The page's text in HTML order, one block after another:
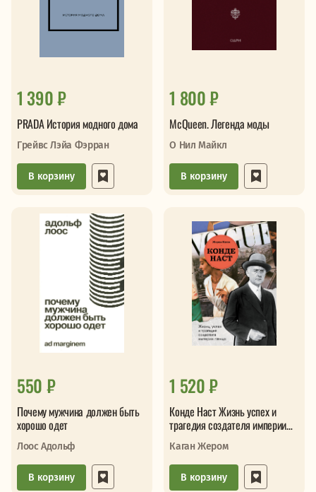
1 390 ₽
PRADA История модного дома
Грейвс Лэйа Фэрран
В корзину
1 800 ₽
McQueen. Легенда моды
О Нил Майкл
В корзину
550 ₽
Почему мужчина должен быть
хорошо одет
Лоос Адольф
В корзину
1 520 ₽
Конде Наст Жизнь успех и
трагедия создателя империи
Каган Жером
В корзину